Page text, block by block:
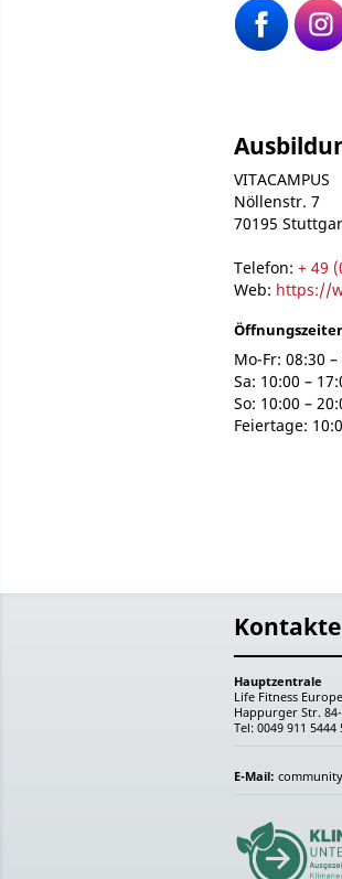
VITACAMPUS
Nöllenstr. 7
70195
Telefon: + 49
Web: https://
Mo-Fr: 08:30
Sa: 10:00 –
So: 10:00 –
Feiertage:
Kontakte
Hauptzentrale
Life Fitness
Happurger Str.
Tel: 0049 911 5444
E-Mail: